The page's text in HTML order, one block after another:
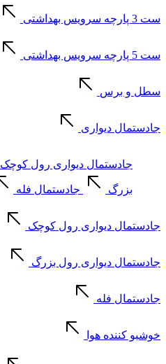
ست 3 پارچه سرویس بهداشتی
ست 5 پارچه سرویس بهداشتی
سطل و برس
جادستمال دیواری
جادستمال دیواری رول کوچک
بزرگ جادستمال فله
جادستمال دیواری رول کوچک
جادستمال دیواری رول بزرگ
جادستمال فله
خوشبو کننده هوا